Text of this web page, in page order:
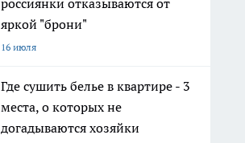
россиянки отказываются от
яркой "брони"
16 июля
Где сушить белье в квартире - 3
места, о которых не
догадываются хозяйки